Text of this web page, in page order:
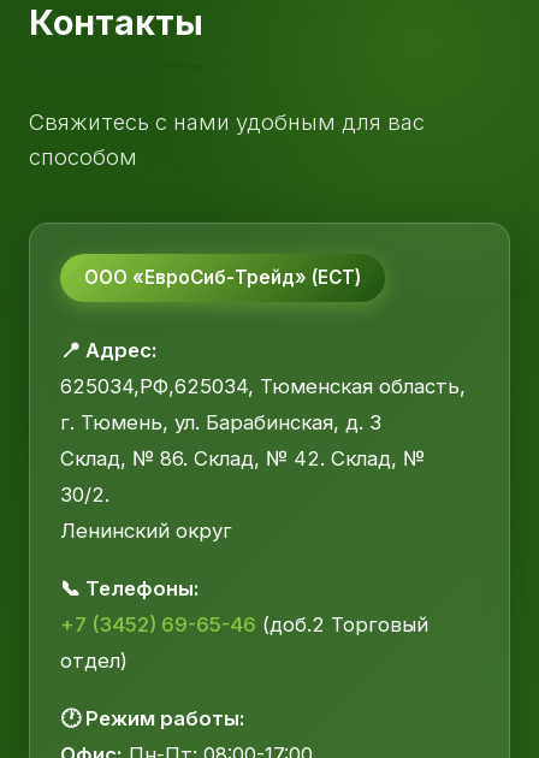
Контакты
Свяжитесь с нами удобным для вас
способом
ООО «ЕвроСиб-Трейд» (ЕСТ)
📍 Адрес:
625034,РФ,625034, Тюменская область,
г. Тюмень, ул. Барабинская, д. 3
Склад, № 86. Склад, № 42. Склад, №
30/2.
Ленинский округ
📞 Телефоны:
+7 (3452) 69-65-46 (доб.2 Торговый
отдел)
🕐 Режим работы: